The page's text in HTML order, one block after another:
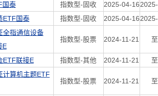
国泰 指数型-固收 2025-04-16
ETF国泰 指数型-固收 2025-04-16
全指通信设备
E
指数型-股票 2024-11-21
ETF联接E 指数型-其他 2024-11-21
计算机主题ETF
指数型-股票 2024-11-21